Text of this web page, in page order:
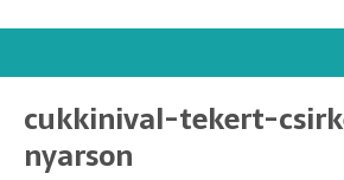
cukkinival-tekert-
nyarson